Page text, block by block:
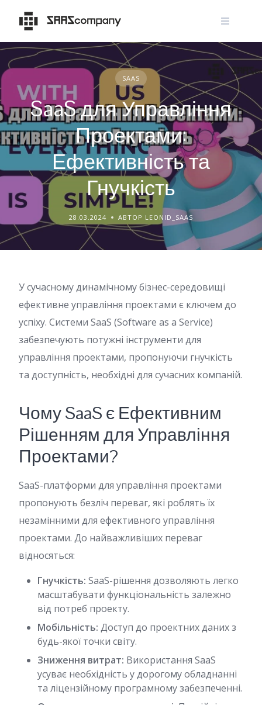
content
SAAS
SaaS для Управління
Проектами:
Ефективність та
Гнучкість
28.03.2024 АВТОР LEONID_SAAS
У сучасному динамічному бізнес-середовищі
ефективне управління проектами є ключем до
успіху. Системи SaaS (Software as a Service)
забезпечують потужні інструменти для
управління проектами, пропонуючи гнучкість
та доступність, необхідні для сучасних компаній.
Чому SaaS є Ефективним
Рішенням для Управління
Проектами?
SaaS-платформи для управління проектами
пропонують безліч переваг, які роблять їх
незамінними для ефективного управління
проектами. До найважливіших переваг
відносяться:
Гнучкість: SaaS-рішення дозволяють легко
масштабувати функціональність залежно
від потреб проекту.
Мобільність: Доступ до проектних даних з
будь-якої точки світу.
Зниження витрат: Використання SaaS
усуває необхідність у дорогому обладнанні
та ліцензійному програмному забезпеченні.